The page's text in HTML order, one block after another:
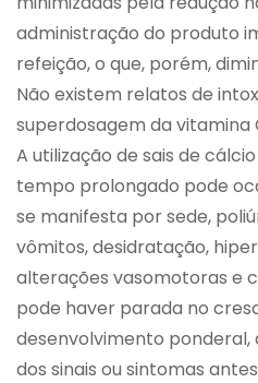
administração do produto
refeição, o que, porém,
Não existem relatos de
superdosagem da vitamina
A utilização de sais de
tempo prolongado pode
se manifesta por sede,
vômitos, desidratação,
alterações vasomotoras e
pode haver parada no
desenvolvimento ponderal,
dos sinais ou sintomas